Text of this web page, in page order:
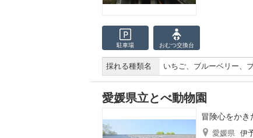
駐車場 おむつ交換台
採れる種類名 いちご、ブルーベリー、
愛媛県立とべ動物園
冒険心をかき
愛媛県 伊